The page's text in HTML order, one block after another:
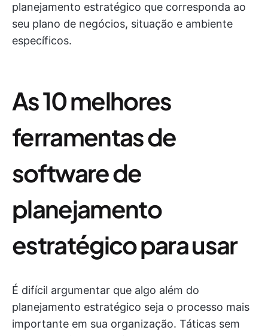
planejamento estratégico que corresponda ao
seu plano de negócios, situação e ambiente
específicos.
As 10 melhores
ferramentas de
software de
planejamento
estratégico para usar
É difícil argumentar que algo além do
planejamento estratégico seja o processo mais
importante em sua organização. Táticas sem